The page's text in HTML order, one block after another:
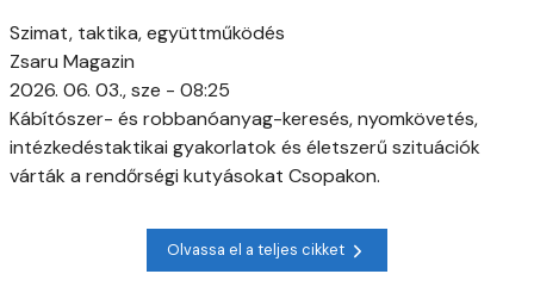
Szimat, taktika, együttműködés
Zsaru Magazin
2026. 06. 03., sze - 08:25
Kábítószer- és robbanóanyag-keresés, nyomkövetés,
intézkedéstaktikai gyakorlatok és életszerű szituációk
várták a rendőrségi kutyásokat Csopakon.
Olvassa el a teljes cikket